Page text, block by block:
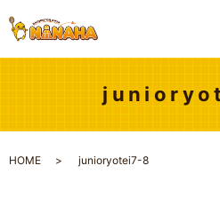
HOME junioryotei7-8